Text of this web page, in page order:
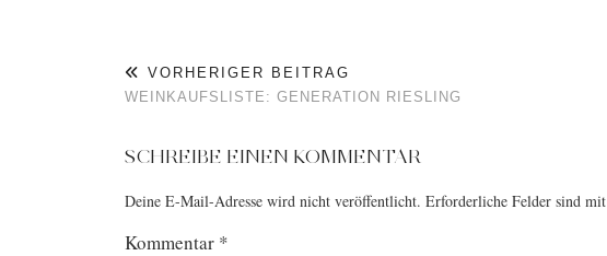
VORHERIGER BEITRAG
WEINKAUFSLISTE: GENERATION RIESLING
SCHREIBE EINEN KOMMENTAR
Deine E-Mail-Adresse wird nicht veröffentlicht. Erforderliche Felder sind mit
Kommentar *